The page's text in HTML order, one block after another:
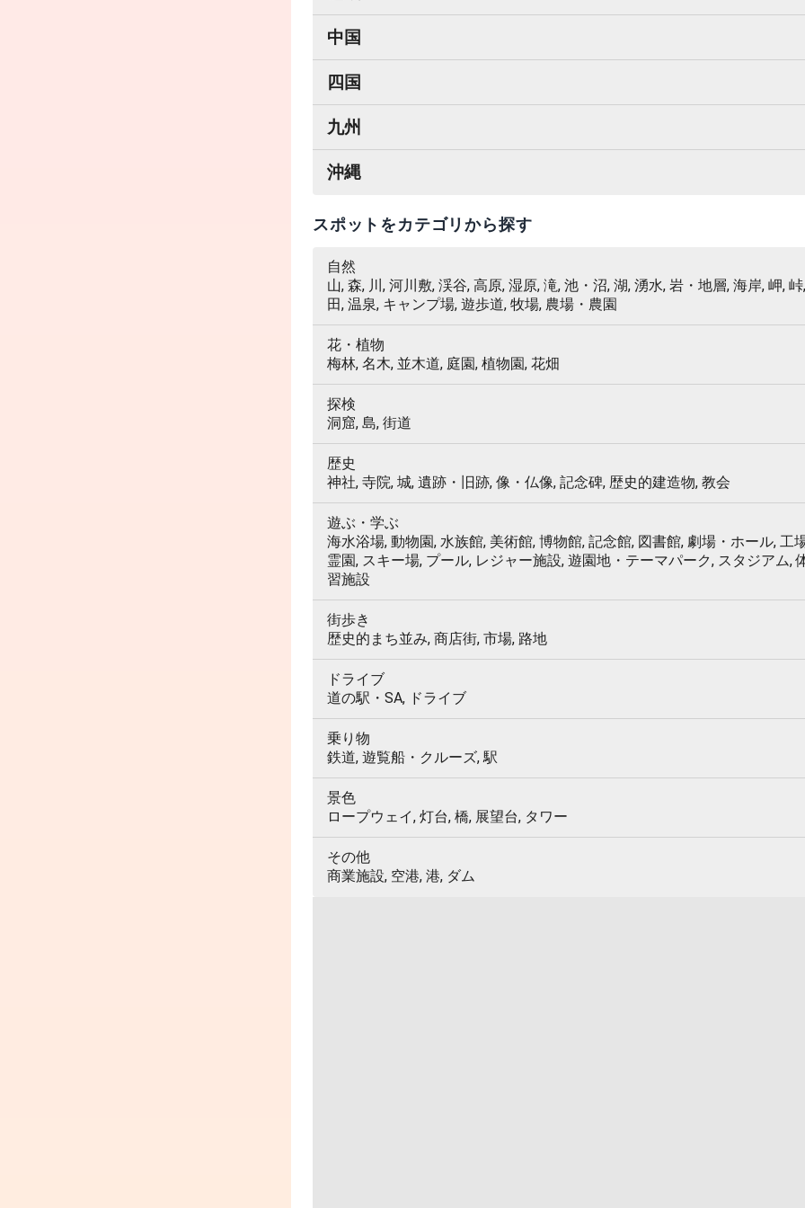
中国
四国
九州
沖縄
スポットをカテゴリから探す
自然
山, 森, 川, 河川敷, 渓谷, 高原, 湿原, 滝, 池・沼, 湖, 湧水, 岩・地層, 海岸, 岬,
田, 温泉, キャンプ場, 遊歩道, 牧場, 農場・農園
花・植物
梅林, 名木, 並木道, 庭園, 植物園, 花畑
探検
洞窟, 島, 街道
歴史
神社, 寺院, 城, 遺跡・旧跡, 像・仏像, 記念碑, 歴史的建造物, 教会
遊ぶ・学ぶ
海水浴場, 動物園, 水族館, 美術館, 博物館, 記念館, 図書館, 劇場・ホール, 工
霊園, スキー場, プール, レジャー施設, 遊園地・テーマパーク, スタジアム,
習施設
街歩き
歴史的まち並み, 商店街, 市場, 路地
ドライブ
道の駅・SA, ドライブ
乗り物
鉄道, 遊覧船・クルーズ, 駅
景色
ロープウェイ, 灯台, 橋, 展望台, タワー
その他
商業施設, 空港, 港, ダム